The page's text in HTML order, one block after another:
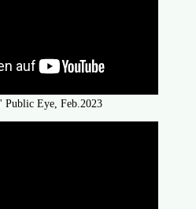
Public Eye, Feb.2023